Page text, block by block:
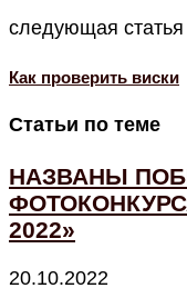
следующая статья
Как проверить виски
Статьи по теме
НАЗВАНЫ
2022»
20.10.2022